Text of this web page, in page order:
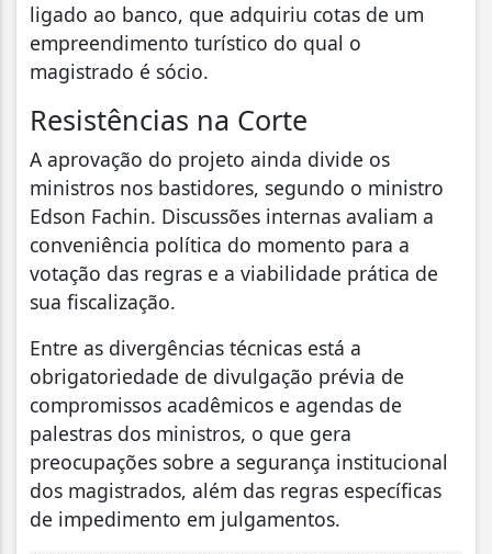
ligado ao banco, que adquiriu cotas de um
empreendimento turístico do qual o
magistrado é sócio.
Resistências na Corte
A aprovação do projeto ainda divide os
ministros nos bastidores, segundo o ministro
Edson Fachin. Discussões internas avaliam a
conveniência política do momento para a
votação das regras e a viabilidade prática de
sua fiscalização.
Entre as divergências técnicas está a
obrigatoriedade de divulgação prévia de
compromissos acadêmicos e agendas de
palestras dos ministros, o que gera
preocupações sobre a segurança institucional
dos magistrados, além das regras específicas
de impedimento em julgamentos.